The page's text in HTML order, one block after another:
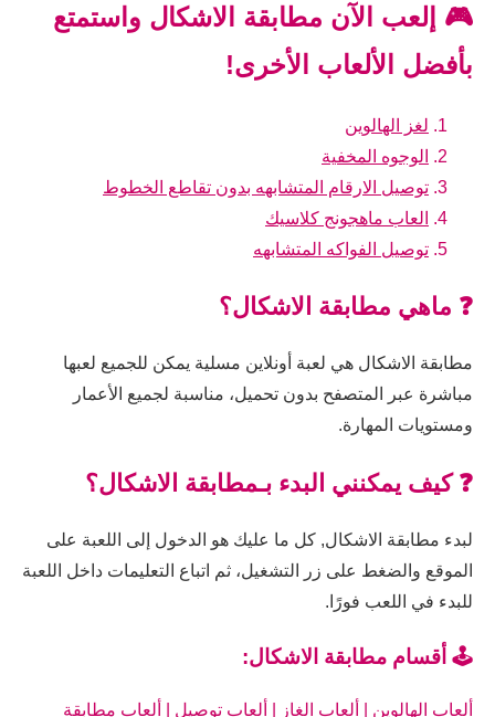
🎮 إلعب الآن مطابقة الاشكال واستمتع
بأفضل الألعاب الأخرى!
لغز الهالوين
الوجوه المخفية
توصيل الارقام المتشابهه بدون تقاطع الخطوط
العاب ماهجونج كلاسيك
توصيل الفواكه المتشابهه
❓ ماهي مطابقة الاشكال؟
مطابقة الاشكال هي لعبة أونلاين مسلية يمكن للجميع لعبها
مباشرة عبر المتصفح بدون تحميل، مناسبة لجميع الأعمار
ومستويات المهارة.
❓ كيف يمكنني البدء بـمطابقة الاشكال؟
لبدء مطابقة الاشكال, كل ما عليك هو الدخول إلى اللعبة على
الموقع والضغط على زر التشغيل، ثم اتباع التعليمات داخل اللعبة
للبدء في اللعب فورًا.
🕹️ أقسام مطابقة الاشكال:
ألعاب الهالوين ألعاب الغاز ألعاب توصيل ألعاب مطابقة